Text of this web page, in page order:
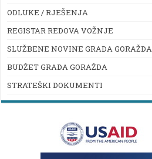
ODLUKE / RJEŠENJA
REGISTAR REDOVA VOŽNJE
SLUŽBENE NOVINE GRADA GORAŽDA
BUDŽET GRADA GORAŽDA
STRATEŠKI DOKUMENTI